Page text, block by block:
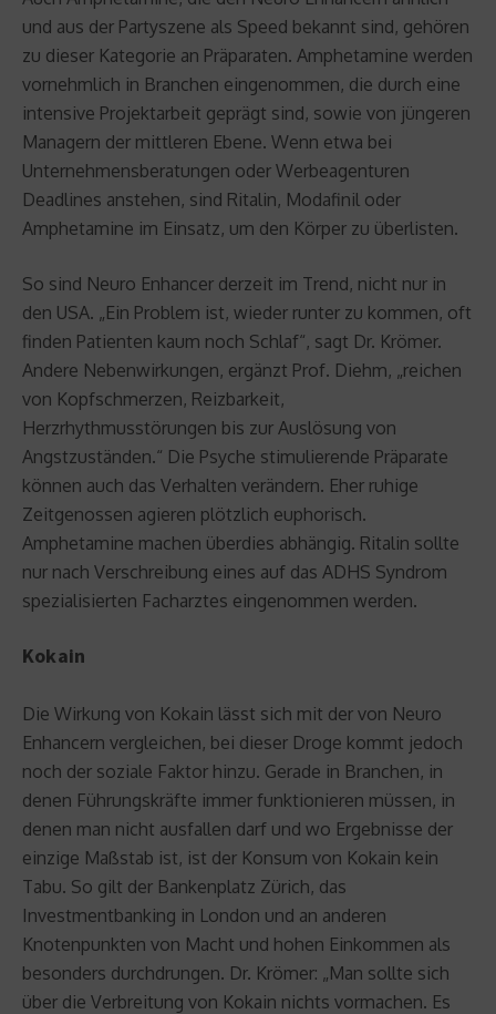
und aus der Partyszene als Speed bekannt sind, gehören
zu dieser Kategorie an Präparaten. Amphetamine werden
vornehmlich in Branchen eingenommen, die durch eine
intensive Projektarbeit geprägt sind, sowie von jüngeren
Managern der mittleren Ebene. Wenn etwa bei
Unternehmensberatungen oder Werbeagenturen
Deadlines anstehen, sind Ritalin, Modafinil oder
Amphetamine im Einsatz, um den Körper zu überlisten.
So sind Neuro Enhancer derzeit im Trend, nicht nur in
den USA. „Ein Problem ist, wieder runter zu kommen, oft
finden Patienten kaum noch Schlaf“, sagt Dr. Krömer.
Andere Nebenwirkungen, ergänzt Prof. Diehm, „reichen
von Kopfschmerzen, Reizbarkeit,
Herzrhythmusstörungen bis zur Auslösung von
Angstzuständen.“ Die Psyche stimulierende Präparate
können auch das Verhalten verändern. Eher ruhige
Zeitgenossen agieren plötzlich euphorisch.
Amphetamine machen überdies abhängig. Ritalin sollte
nur nach Verschreibung eines auf das ADHS Syndrom
spezialisierten Facharztes eingenommen werden.
Kokain
Die Wirkung von Kokain lässt sich mit der von Neuro
Enhancern vergleichen, bei dieser Droge kommt jedoch
noch der soziale Faktor hinzu. Gerade in Branchen, in
denen Führungskräfte immer funktionieren müssen, in
denen man nicht ausfallen darf und wo Ergebnisse der
einzige Maßstab ist, ist der Konsum von Kokain kein
Tabu. So gilt der Bankenplatz Zürich, das
Investmentbanking in London und an anderen
Knotenpunkten von Macht und hohen Einkommen als
besonders durchdrungen. Dr. Krömer: „Man sollte sich
über die Verbreitung von Kokain nichts vormachen. Es